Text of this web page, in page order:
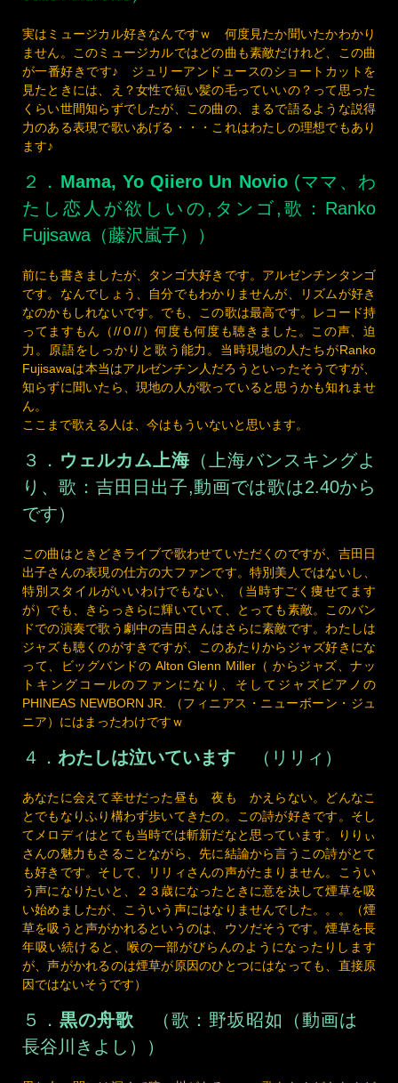
実はミュージカル好きなんですｗ 何度見たか聞いたかわかり
ません。このミュージカルではどの曲も素敵だけれど、この曲
が一番好きです♪ ジュリーアンドュースのショートカットを
見たときには、え？女性で短い髪の毛っていいの？って思った
くらい世間知らずでしたが、この曲の、まるで語るような説得
力のある表現で歌いあげる・・・これはわたしの理想でもあり
ます♪
２．
たし恋人が欲しいの,タンゴ,歌：Ranko
Fujisawa（藤沢嵐子））
前にも書きましたが、タンゴ大好きです。アルゼンチンタンゴ
です。なんでしょう、自分でもわかりませんが、リズムが好き
なのかもしれないです。でも、この歌は最高です。レコード持
ってますもん（//０//）何度も何度も聴きました。この声、迫
力。原語をしっかりと歌う能力。当時現地の人たちがRanko
Fujisawaは本当はアルゼンチン人だろうといったそうですが、
知らずに聞いたら、現地の人が歌っていると思うかも知れませ
ん。
ここまで歌える人は、今はもういないと思います。
３． ウェルカム上海（上海バンスキングよ
り、歌：吉田日出子,動画では歌は2.40から
です）
この曲はときどきライブで歌わせていただくのですが、吉田日
出子さんの表現の仕方の大ファンです。特別美人ではないし、
特別スタイルがいいわけでもない、（当時すごく痩せてます
が）でも、きらっきらに輝いていて、とっても素敵。このバン
ドでの演奏で歌う劇中の吉田さんはさらに素敵です。わたしは
ジャズも聴くのがすきですが、このあたりからジャズ好きにな
って、ビッグバンドの Alton Glenn Miller（ からジャズ、ナッ
トキングコールのファンになり、そしてジャズピアノの
PHINEAS NEWBORN JR. （フィニアス・ニューボーン・ジュ
ニア）にはまったわけですｗ
４． わたしは泣いています
あなたに会えて幸せだった昼も 夜も かえらない。どんなこ
とでもなりふり構わず歩いてきたの。この詩が好きです。そし
てメロディはとても当時では斬新だなと思っています。りりぃ
さんの魅力もさることながら、先に結論から言うこの詩がとて
も好きです。そして、リリィさんの声がたまりません。こうい
う声になりたいと、２３歳になったときに意を決して煙草を吸
い始めましたが、こういう声にはなりませんでした。。。（煙
草を吸うと声がかれるというのは、ウソだそうです。煙草を長
年吸い続けると、喉の一部がびらんのようになったりします
が、声がかれるのは煙草が原因のひとつにはなっても、直接原
因ではないそうです）
５．黒の舟歌 （歌：野坂昭如（動画は
長谷川きよし））
男と女の間には深くて暗い川がある。この歌をなんどもなんど
も、幼いころ父とお風呂にはいるたびに歌ってもらいました。